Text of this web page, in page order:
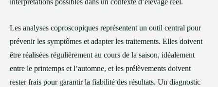
interprétations possibles dans un contexte d’élevage réel.
Les analyses coproscopiques représentent un outil central pour
prévenir les symptômes et adapter les traitements. Elles doivent
être réalisées régulièrement au cours de la saison, idéalement
entre le printemps et l’automne, et les prélèvements doivent
rester frais pour garantir la fiabilité des résultats. Un diagnostic